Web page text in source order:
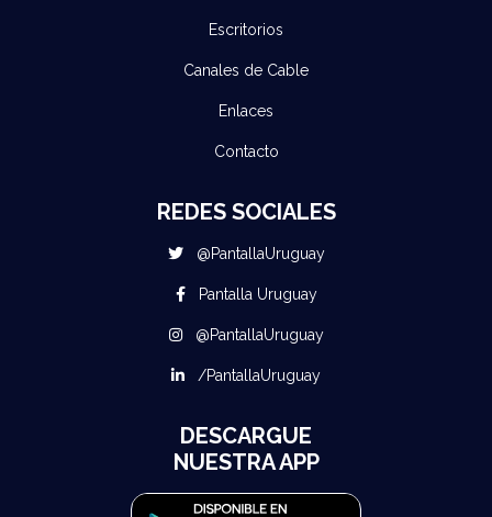
Escritorios
Canales de Cable
Enlaces
Contacto
REDES SOCIALES
@PantallaUruguay
Pantalla Uruguay
@PantallaUruguay
/PantallaUruguay
DESCARGUE
NUESTRA APP